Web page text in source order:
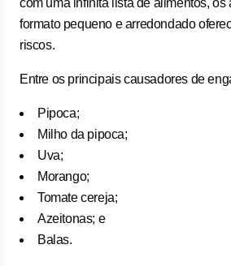
com uma infinita lista de alimentos, os
formato pequeno e arredondado
riscos.
Entre os principais causadores de
Pipoca;
Milho da pipoca;
Uva;
Morango;
Tomate cereja;
Azeitonas; e
Balas.